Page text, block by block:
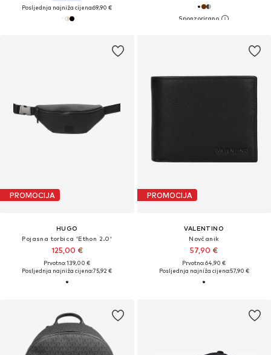
Posljednja najniža cijena:69,90 €
PROMOCIJA
HUGO
Pojasna torbica 'Ethon 2.0'
125,00 €
Prvotno: 139,00 €
Posljednja najniža cijena:75,92 €
PROMOCIJA
VALENTINO
Novčanik
57,90 €
Prvotno: 64,90 €
Posljednja najniža cijena:57,90 €